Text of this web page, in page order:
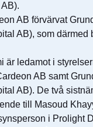
AB förvärvat
AB), som därmed
är ledamot i
AB samt
AB). De två
till Masoud
i Prolight